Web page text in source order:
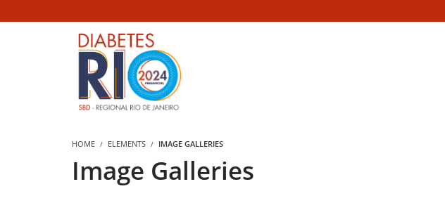
HOME ELEMENTS IMAGE GALLERIES
Image Galleries